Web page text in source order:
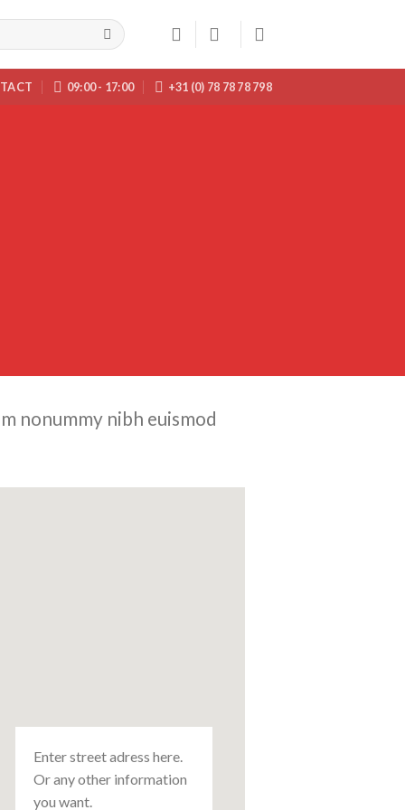
09:00 - 17:00 +31 (0) 78 78 78 798
nonummy nibh euismod
Enter street adress here.
Or any other information
you want.